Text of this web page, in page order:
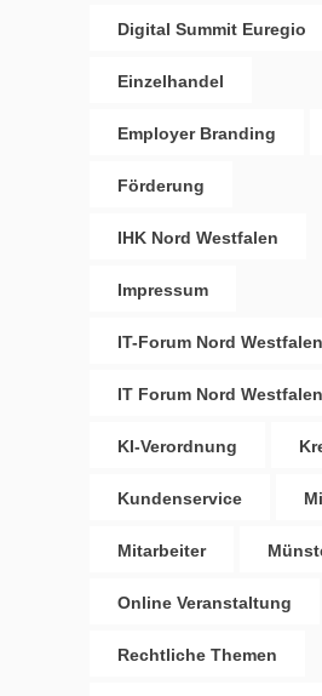
Digital Summit Euregio
Einzelhandel
Employer Branding
Förderung
IHK Nord Westfalen
Impressum
IT-Forum Nord Westfalen
IT Forum Nord Westfalen
KI-Verordnung
Kundenservice
Mitarbeiter
Online Veranstaltung
Rechtliche Themen